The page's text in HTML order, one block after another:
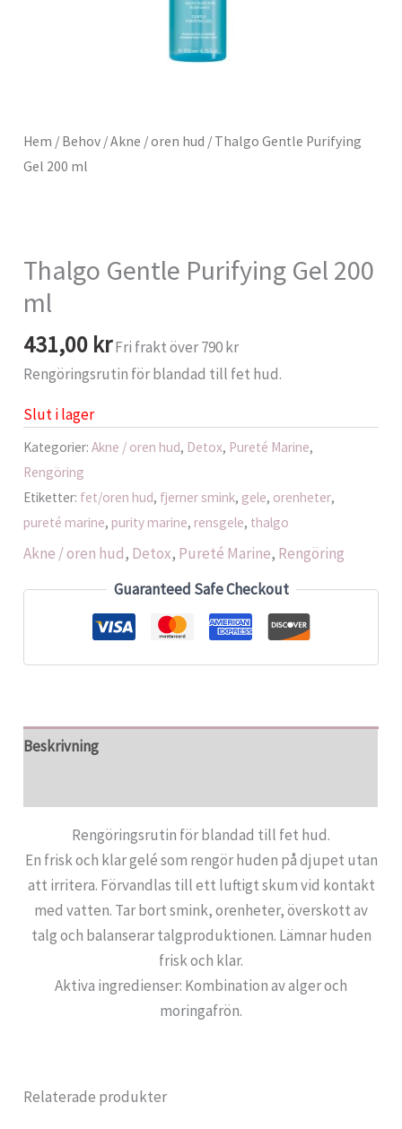
Hem / Behov /Akne / oren hud / Thalgo Gentle Purifying
Gel 200 ml
Thalgo Gentle Purifying Gel 200
ml
431,00 krFri frakt över 790 kr
Rengöringsrutin för blandad till fet hud.
Slut i lager
Kategorier:Akne / oren hud, Detox, Pureté Marine,
Rengöring
Etiketter: fet/oren hud, fjerner smink, gele, orenheter,
pureté marine, purity marine, rensgele, thalgo
Akne / oren hud, Detox, Pureté Marine, Rengöring
Guaranteed Safe Checkout
Beskrivning
Rengöringsrutin för blandad till fet hud.
En frisk och klar gelé som rengör huden på djupet utan
att irritera. Förvandlas till ett luftigt skum vid kontakt
med vatten. Tar bort smink, orenheter, överskott av
talg och balanserar talgproduktionen. Lämnar huden
frisk och klar.
Aktiva ingredienser: Kombination av alger och
moringafrön.
Relaterade produkter